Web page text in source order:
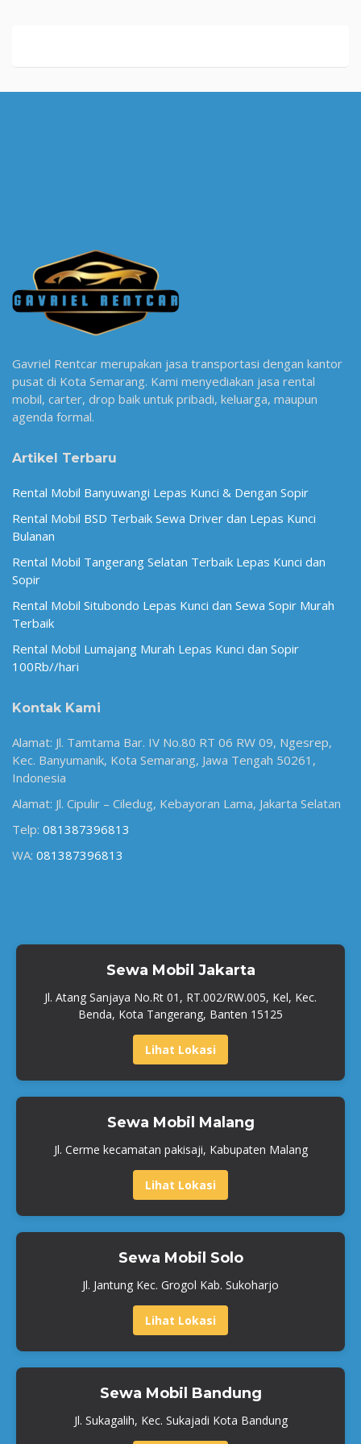
Gavriel Rentcar merupakan jasa transportasi dengan kantor
pusat di Kota Semarang. Kami menyediakan jasa rental
mobil, carter, drop baik untuk pribadi, keluarga, maupun
agenda formal.
Artikel Terbaru
Rental Mobil Banyuwangi Lepas Kunci & Dengan Sopir
Rental Mobil BSD Terbaik Sewa Driver dan Lepas Kunci
Bulanan
Rental Mobil Tangerang Selatan Terbaik Lepas Kunci dan
Sopir
Rental Mobil Situbondo Lepas Kunci dan Sewa Sopir Murah
Terbaik
Rental Mobil Lumajang Murah Lepas Kunci dan Sopir
100Rb//hari
Kontak Kami
Alamat: Jl. Tamtama Bar. IV No.80 RT 06 RW 09, Ngesrep,
Kec. Banyumanik, Kota Semarang, Jawa Tengah 50261,
Indonesia
Alamat: Jl. Cipulir – Ciledug, Kebayoran Lama, Jakarta Selatan
Telp: 081387396813
WA: 081387396813
Sewa Mobil Jakarta
Jl. Atang Sanjaya No.Rt 01, RT.002/RW.005, Kel, Kec.
Benda, Kota Tangerang, Banten 15125
Lihat Lokasi
Sewa Mobil Malang
Jl. Cerme kecamatan pakisaji, Kabupaten Malang
Lihat Lokasi
Sewa Mobil Solo
Jl. Jantung Kec. Grogol Kab. Sukoharjo
Lihat Lokasi
Sewa Mobil Bandung
Jl. Sukagalih, Kec. Sukajadi Kota Bandung